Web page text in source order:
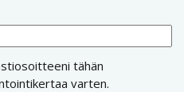
tähän
varten.